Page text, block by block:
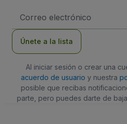
de
Únete a la lista
Al iniciar sesión o crear una
acuerdo de usuario y nuestra
posible que recibas
parte, pero puedes darte de